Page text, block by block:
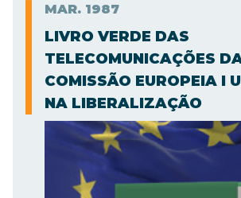
MAR. 1987
LIVRO VERDE DAS
TELECOMUNICAÇÕES
COMISSÃO EUROPEIA I
NA LIBERALIZAÇÃO